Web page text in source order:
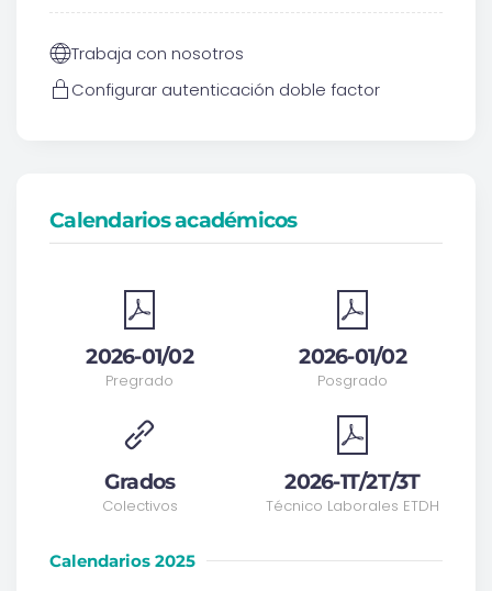
Trabaja con nosotros
Configurar autenticación doble factor
Calendarios académicos
2026-01/02
Pregrado
Grados
Colectivos
2026-01/02
Posgrado
2026-1T/2T/3T
Técnico Laborales ETDH
Calendarios 2025